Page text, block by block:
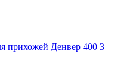
прихожей Денвер 400 3